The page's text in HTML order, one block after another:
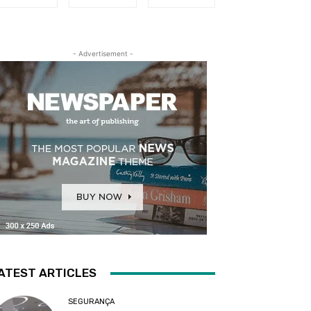
- Advertisement -
ARTICLES
SEGURANÇA